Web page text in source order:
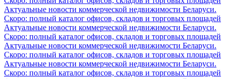
Актуальные новости коммерческой недвижимости Беларуси.
Скоро: полный каталог офисов, складов и торговых площадей
Актуальные новости коммерческой недвижимости Беларуси.
Скоро: полный каталог офисов, складов и торговых площадей
Актуальные новости коммерческой недвижимости Беларуси.
Скоро: полный каталог офисов, складов и торговых площадей
Актуальные новости коммерческой недвижимости Беларуси.
Скоро: полный каталог офисов, складов и торговых площадей